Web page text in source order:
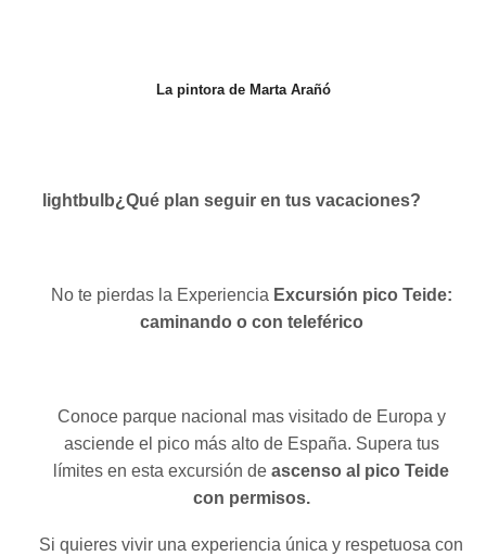
La pintora de Marta Arañó
lightbulb¿Qué plan seguir en tus vacaciones?
No te pierdas la Experiencia Excursión pico Teide:
caminando o con teleférico
Conoce parque nacional mas visitado de Europa y
asciende el pico más alto de España. Supera tus
límites en esta excursión de ascenso al pico Teide
con permisos.
Si quieres vivir una experiencia única y respetuosa con